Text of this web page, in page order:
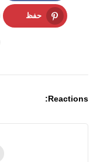
Facebook
حفظ
Reactions: